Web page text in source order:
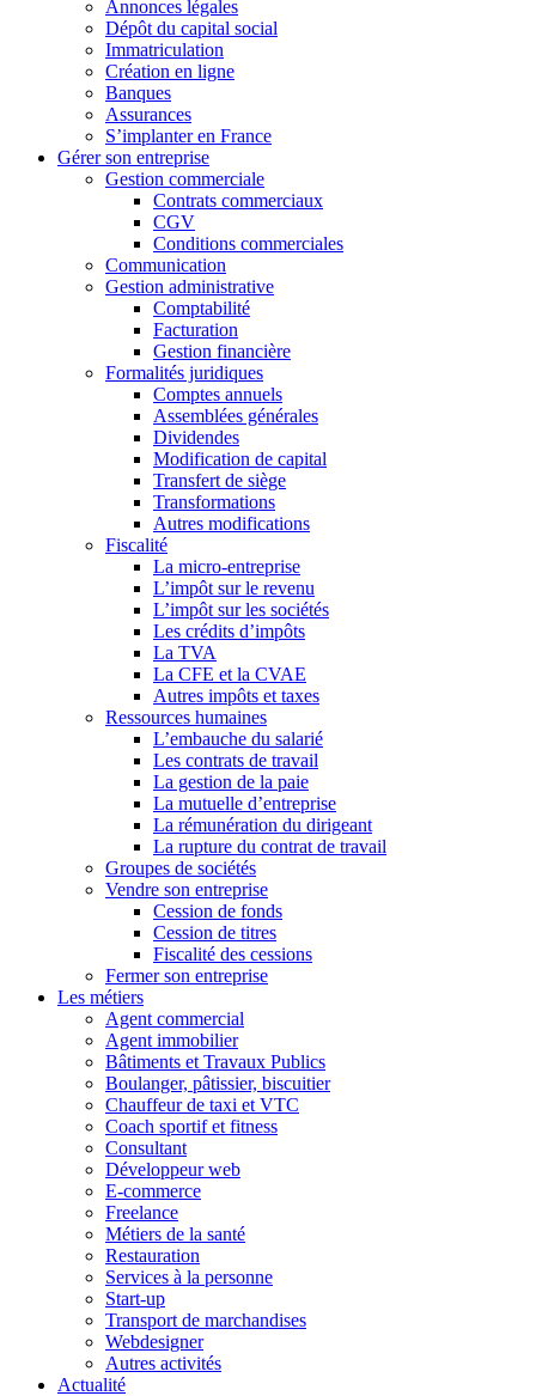
Annonces légales
Dépôt du capital social
Immatriculation
Création en ligne
Banques
Assurances
S’implanter en France
Gérer son entreprise
Gestion commerciale
Contrats commerciaux
CGV
Conditions commerciales
Communication
Gestion administrative
Comptabilité
Facturation
Gestion financière
Formalités juridiques
Comptes annuels
Assemblées générales
Dividendes
Modification de capital
Transfert de siège
Transformations
Autres modifications
Fiscalité
La micro-entreprise
L’impôt sur le revenu
L’impôt sur les sociétés
Les crédits d’impôts
La TVA
La CFE et la CVAE
Autres impôts et taxes
Ressources humaines
L’embauche du salarié
Les contrats de travail
La gestion de la paie
La mutuelle d’entreprise
La rémunération du dirigeant
La rupture du contrat de travail
Groupes de sociétés
Vendre son entreprise
Cession de fonds
Cession de titres
Fiscalité des cessions
Fermer son entreprise
Les métiers
Agent commercial
Agent immobilier
Bâtiments et Travaux Publics
Boulanger, pâtissier, biscuitier
Chauffeur de taxi et VTC
Coach sportif et fitness
Consultant
Développeur web
E-commerce
Freelance
Métiers de la santé
Restauration
Services à la personne
Start-up
Transport de marchandises
Webdesigner
Autres activités
Actualité